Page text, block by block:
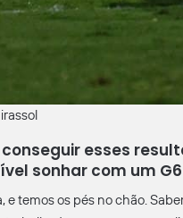
esses
sonhar com um
e temos os pés no chão.